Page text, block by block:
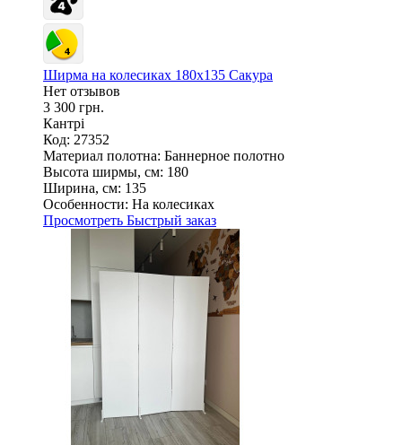
Ширма на колесиках 180х135 Сакура
Нет отзывов
3 300 грн.
Кантрі
Код: 27352
Материал полотна: Баннерное полотно
Высота ширмы, см: 180
Ширина, см: 135
Особенности: На колесиках
Просмотреть Быстрый заказ